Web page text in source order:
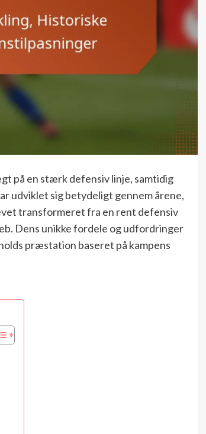
på en stærk defensiv linje, samtidig
udviklet sig betydeligt gennem årene,
transformeret fra en rent defensiv
Dens unikke fordele og udfordringer
præstation baseret på kampens